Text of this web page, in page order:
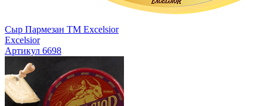
Сыр Пармезан ТМ Excelsior
Excelsior
Артикул 6698